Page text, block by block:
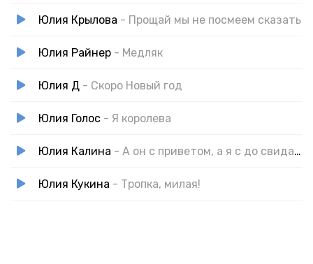
Юлия Крылова - Прощай мы не посмеем сказать
Юлия Райнер - Медляк
Юлия Д - Скоро Новый год
Юлия Голос - Я королева
Юлия Калина - А он с приветом, а я с до свиданием!
Юлия Кукина - Тропка, милая!